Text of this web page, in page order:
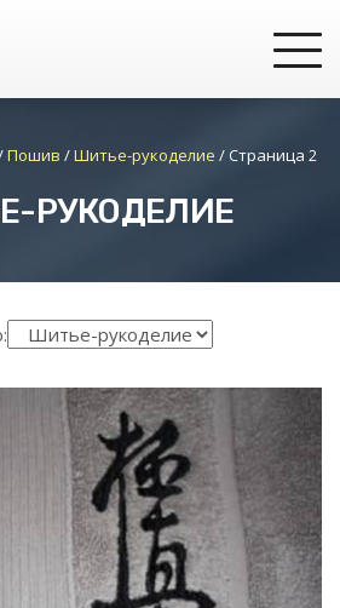
Пошив /Шитье-рукоделие /Страница 2
РУКОДЕЛИЕ